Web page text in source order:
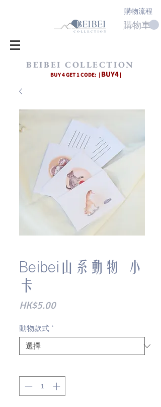
購物流程
購物車
BEIBEI COLLECTION
BUY 4 GET 1 CODE: | BUY4|
Beibei山系動物 小
卡
HK$5.00價
動物款式 *